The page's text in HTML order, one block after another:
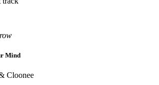
Mind
Cloonee